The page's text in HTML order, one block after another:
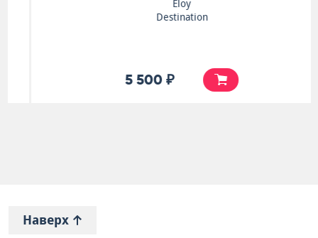
Destination
5 500 ₽
Наверх